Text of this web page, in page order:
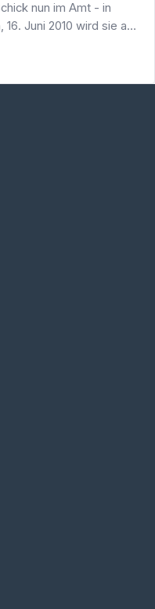
nun im Amt - in
Juni 2010 wird sie auf